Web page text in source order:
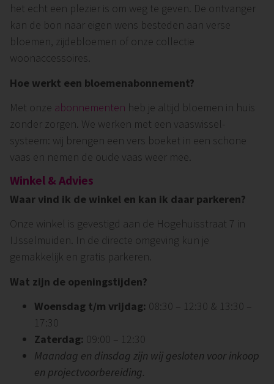
het echt een plezier is om weg te geven. De ontvanger
kan de bon naar eigen wens besteden aan verse
bloemen, zijdebloemen of onze collectie
woonaccessoires.
Hoe werkt een bloemenabonnement?
Met onze abonnementen heb je altijd bloemen in huis
zonder zorgen. We werken met een vaaswissel-
systeem: wij brengen een vers boeket in een schone
vaas en nemen de oude vaas weer mee.
Winkel & Advies
Waar vind ik de winkel en kan ik daar parkeren?
Onze winkel is gevestigd aan de Hogehuisstraat 7 in
IJsselmuiden. In de directe omgeving kun je
gemakkelijk en gratis parkeren.
Wat zijn de openingstijden?
Woensdag t/m vrijdag: 08:30 – 12:30 & 13:30 –
17:30
Zaterdag: 09:00 – 12:30
Maandag en dinsdag zijn wij gesloten voor inkoop
en projectvoorbereiding.